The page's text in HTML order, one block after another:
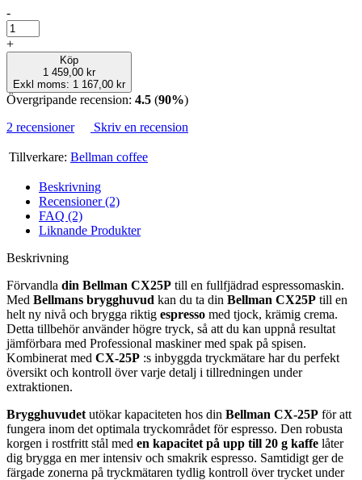
-
+
Köp
1 459,00 kr
Exkl moms: 1 167,00 kr
Övergripande recension: 4.5 (90%)
2 recensioner
Skriv en recension
Tillverkare: Bellman coffee
Beskrivning
Recensioner (2)
FAQ (2)
Liknande Produkter
Beskrivning
Förvandla din Bellman CX25P till en fullfjädrad espressomaskin.
Med Bellmans brygghuvud kan du ta din Bellman CX25P till en
helt ny nivå och brygga riktig espresso med tjock, krämig crema.
Detta tillbehör använder högre tryck, så att du kan uppnå resultat
jämförbara med Professional maskiner med spak på spisen.
Kombinerat med CX-25P :s inbyggda tryckmätare har du perfekt
översikt och kontroll över varje detalj i tillredningen under
extraktionen.
Brygghuvudet utökar kapaciteten hos din Bellman CX-25P för att
fungera inom det optimala tryckområdet för espresso. Den robusta
korgen i rostfritt stål med en kapacitet på upp till 20 g kaffe låter
dig brygga en mer intensiv och smakrik espresso. Samtidigt ger de
färgade zonerna på tryckmätaren tydlig kontroll över trycket under